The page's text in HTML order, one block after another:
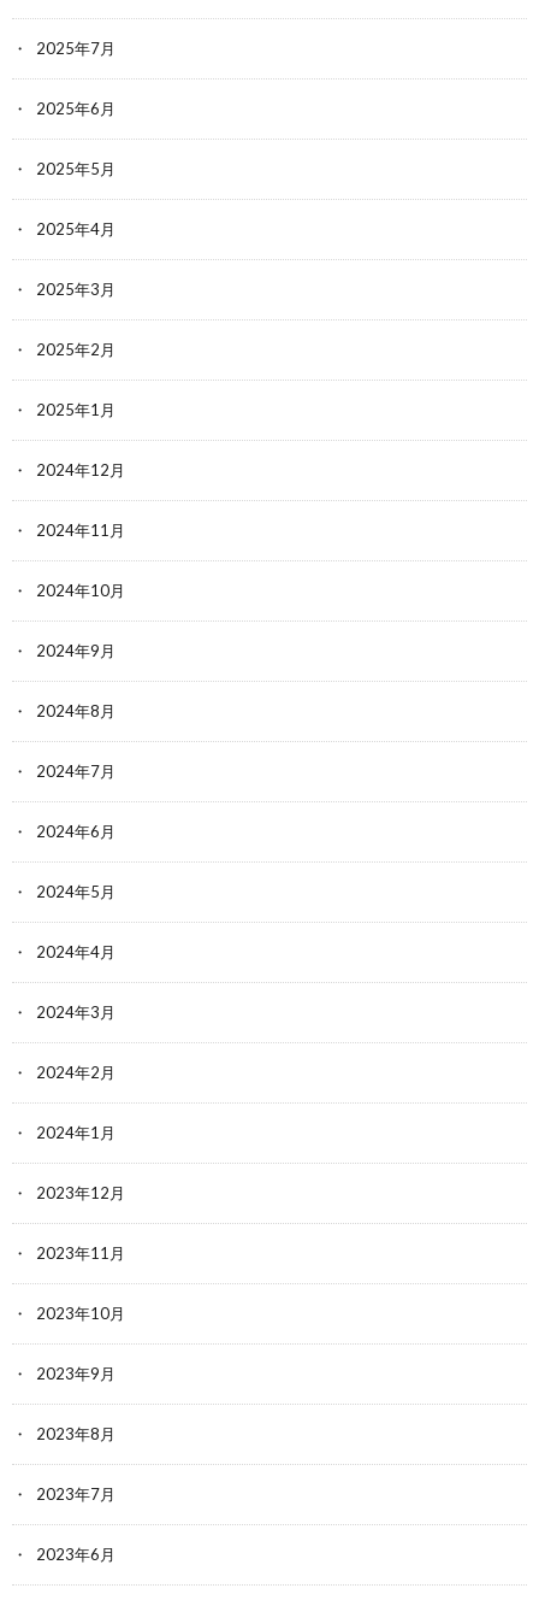
2025年7月
2025年6月
2025年5月
2025年4月
2025年3月
2025年2月
2025年1月
2024年12月
2024年11月
2024年10月
2024年9月
2024年8月
2024年7月
2024年6月
2024年5月
2024年4月
2024年3月
2024年2月
2024年1月
2023年12月
2023年11月
2023年10月
2023年9月
2023年8月
2023年7月
2023年6月